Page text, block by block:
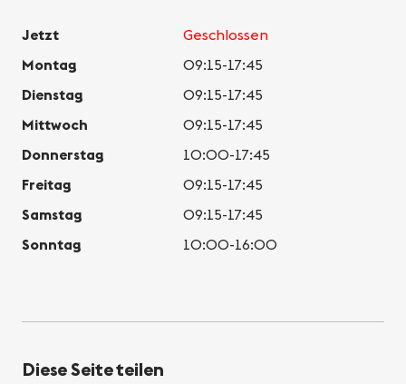
Jetzt
Geschlossen
Montag
09:15-17:45
Dienstag
09:15-17:45
Mittwoch
09:15-17:45
Donnerstag
10:00-17:45
Freitag
09:15-17:45
Samstag
09:15-17:45
Sonntag
10:00-16:00
Diese Seite teilen